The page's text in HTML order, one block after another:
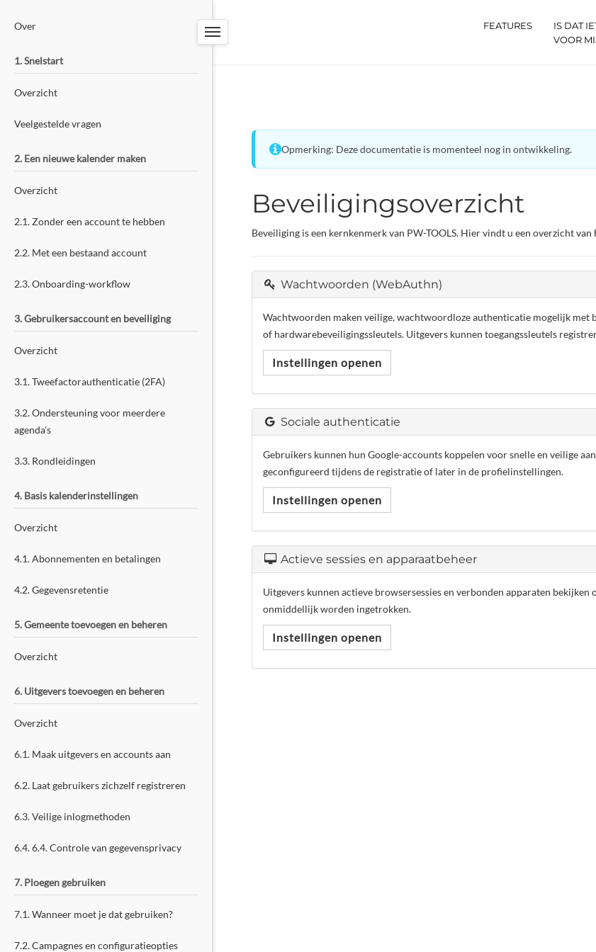
BOEKINGSSYSTEEM
FEATURES
IS DAT
VOOR
Over
1. Snelstart
Overzicht
Veelgestelde vragen
2. Een nieuwe kalender maken
Overzicht
2.1. Zonder een account te hebben
2.2. Met een bestaand account
2.3. Onboarding-workflow
3. Gebruikersaccount en beveiliging
Overzicht
3.1. Tweefactorauthenticatie (2FA)
3.2. Ondersteuning voor meerdere
agenda's
3.3. Rondleidingen
4. Basis kalenderinstellingen
Overzicht
4.1. Abonnementen en betalingen
4.2. Gegevensretentie
5. Gemeente toevoegen en beheren
Overzicht
6. Uitgevers toevoegen en beheren
Overzicht
6.1. Maak uitgevers en accounts aan
6.2. Laat gebruikers zichzelf registreren
6.3. Veilige inlogmethoden
6.4. 6.4. Controle van gegevensprivacy
7. Ploegen gebruiken
7.1. Wanneer moet je dat gebruiken?
7.2. Campagnes en configuratieopties
Opmerking: Deze documentatie is momenteel nog in ontwikkeling.
Beveiligingsoverzicht
Beveiliging is een kernkenmerk van PW-TOOLS. Hier vindt u een overzicht
Wachtwoorden (WebAuthn)
Wachtwoorden maken veilige, wachtwoordloze authenticatie mogelijk
of hardwarebeveiligingssleutels. Uitgevers kunnen toegangssleutels
Instellingen openen
Sociale authenticatie
Gebruikers kunnen hun Google-accounts koppelen voor snelle en veilige
geconfigureerd tijdens de registratie of later in de profielinstellingen.
Instellingen openen
Actieve sessies en apparaatbeheer
Uitgevers kunnen actieve browsersessies en verbonden apparaten
onmiddellijk worden ingetrokken.
Instellingen openen